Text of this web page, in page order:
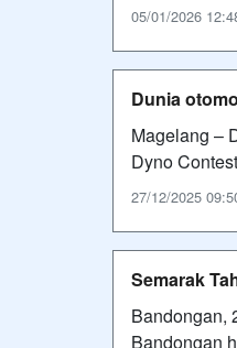
05/01/2026
Dunia
Magelang –
Dyno
27/12/2025
Semarak
Bandongan,
Bandongan